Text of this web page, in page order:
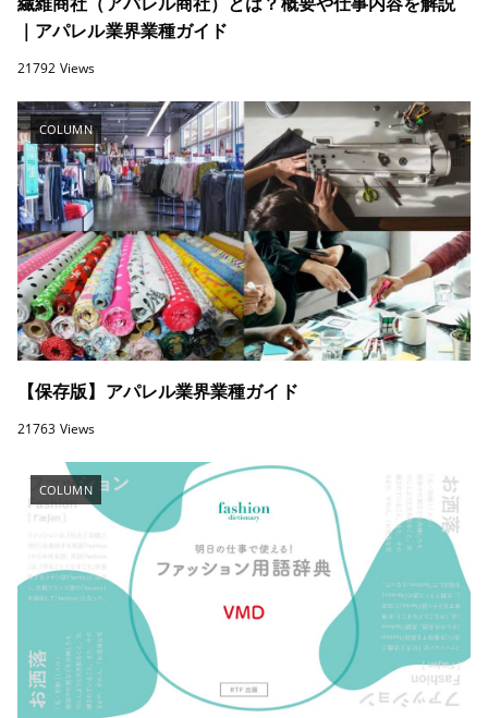
｜アパレル業界業種ガイド
21792 Views
COLUMN
【保存版】アパレル業界業種ガイド
21763 Views
COLUMN